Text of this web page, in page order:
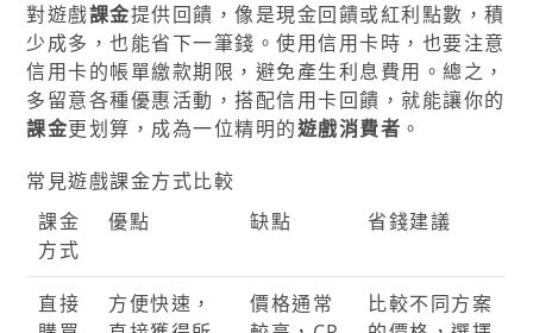
對遊戲課金提供回饋，像是現金回饋或紅利點數，積
少成多，也能省下一筆錢。使用信用卡時，也要注意
信用卡的帳單繳款期限，避免產生利息費用。總之，
多留意各種優惠活動，搭配信用卡回饋，就能讓你的
課金更划算，成為一位精明的遊戲消費者 。
常見遊戲課金方式比較
課金
方式
優點 缺點 省錢建議
直接
方便快速，
價格通常
比較不同方案